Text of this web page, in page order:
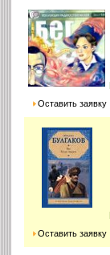
Оставить заявку
Оставить заявку